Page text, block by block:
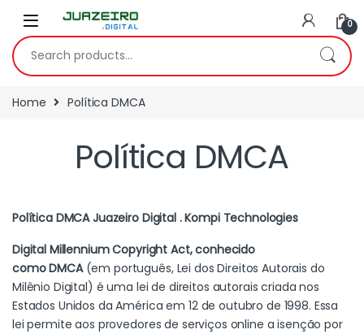
0
Home Política DMCA
Política DMCA
Política DMCA Juazeiro Digital . Kompi Technologies
Digital Millennium Copyright Act, conhecido
como DMCA(em português, Lei dos Direitos Autorais do
Milênio Digital) é uma lei de direitos autorais criada nos
Estados Unidos da América em 12 de outubro de 1998. Essa
lei permite aos provedores de serviços online a isenção por